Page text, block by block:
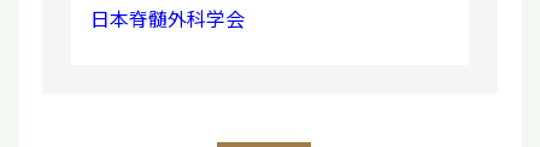
日本脊髄外科学会